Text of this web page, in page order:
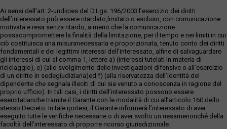
Ai sensi dell’art. 2-undicies del D.Lgs. 196/2003 l’esercizio dei diritti
dell’interessato può essere ritardato,limitato o escluso, con comunicazione
motivata e resa senza ritardo, a meno che la comunicazione
possacompromettere la finalità della limitazione, per il tempo e nei limiti in cui
ciò costituisca una misuranecessaria e proporzionata, tenuto conto dei diritti
fondamentali e dei legittimi interessi dell’interessato, alfine di salvaguardare
gli interessi di cui al comma 1, lettere a) (interessi tutelati in materia di
riciclaggio), e) (allo svolgimento delle investigazioni difensive o all’esercizio
di un diritto in sedegiudiziaria)ed f) (alla riservatezza dell’identità del
dipendente che segnala illeciti di cui sia venuto a conoscenza in ragione del
proprio ufficio). In tali casi, i diritti dell’interessato possono essere
esercitatianche tramite il Garante con le modalità di cui all’articolo 160 dello
stesso Decreto. In tale ipotesi, il Garante informerà l’interessato di aver
eseguito tutte le verifiche necessarie o di aver svolto un riesamenonché della
facoltà dell’interessato di proporre ricorso giurisdizionale.